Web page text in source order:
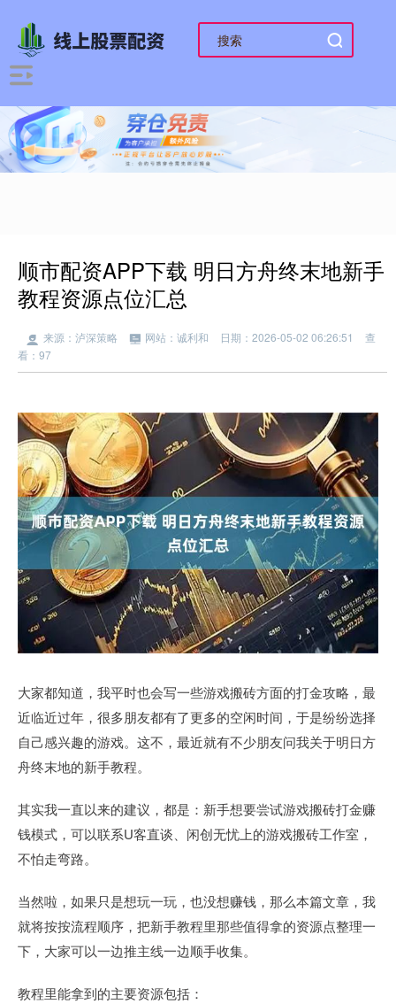
顺市配资APP下载 明日方舟终末地新手
教程资源点位汇总
来源：泸深策略 网站：诚利和 日期：2026-05-02 06:26:51
查
看：97
大家都知道，我平时也会写一些游戏搬砖方面的打金攻略，最
近临近过年，很多朋友都有了更多的空闲时间，于是纷纷选择
自己感兴趣的游戏。这不，最近就有不少朋友问我关于明日方
舟终末地的新手教程。
其实我一直以来的建议，都是：新手想要尝试游戏搬砖打金赚
钱模式，可以联系U客直谈、闲创无忧上的游戏搬砖工作室，
不怕走弯路。
当然啦，如果只是想玩一玩，也没想赚钱，那么本篇文章，我
就将按按流程顺序，把新手教程里那些值得拿的资源点整理一
下，大家可以一边推主线一边顺手收集。
教程里能拿到的主要资源包括：